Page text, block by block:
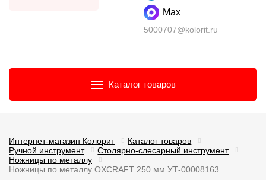
Max
5000707@kolorit.ru
Каталог товаров
Интернет-магазин Колорит
Каталог товаров
Ручной инструмент
Столярно-слесарный инструмент
Ножницы по металлу
Ножницы по металлу OXCRAFT 250 мм УТ-00008163